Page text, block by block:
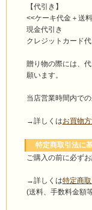
【代引き】
<<ケーキ代金＋送
現金代引き
クレジットカード代
贈り物の際には、
願います。
当店営業時間内で
→詳しくはお買物
特定商取引法に
ご購入の前に必ずお
→詳しくは特定商
(送料、手数料金額